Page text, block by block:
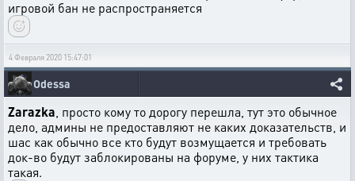
игровой бан не распространяется
4 Февраля 2020 15:47:01
Odessa
Zarazka , просто кому то дорогу перешла, тут это обычное
дело, админы не предоставляют не каких доказательств, и
шас как обычно все кто будут возмущается и требовать
док-во будут заблокированы на форуме, у них тактика
такая.